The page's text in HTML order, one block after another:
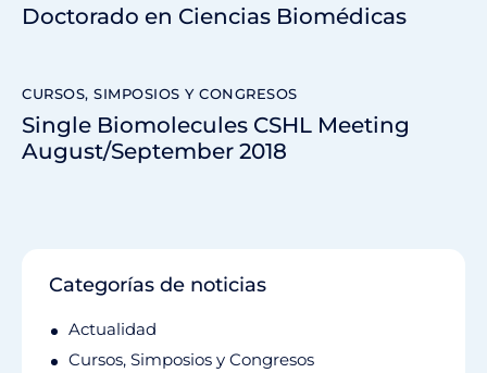
Doctorado en Ciencias Biomédicas
CURSOS, SIMPOSIOS Y CONGRESOS
Single Biomolecules CSHL Meeting
August/September 2018
Categorías de noticias
Actualidad
Cursos, Simposios y Congresos